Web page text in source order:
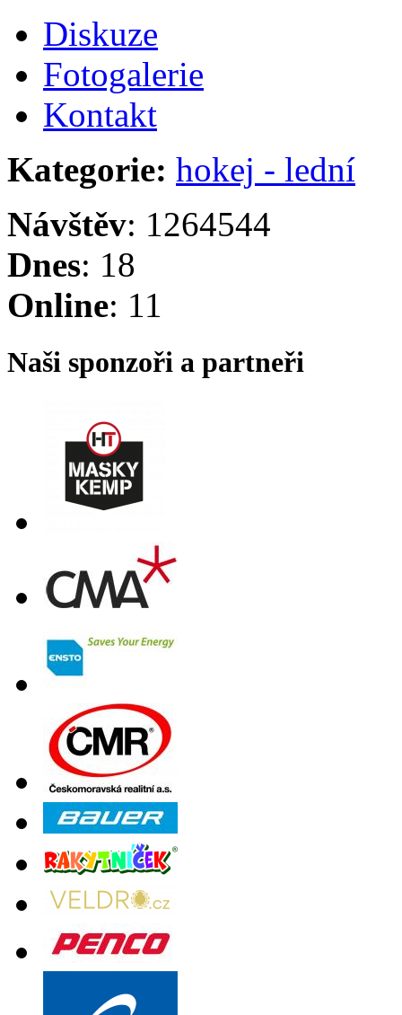
Diskuze
Fotogalerie
Kontakt
Kategorie: hokej - lední
Návštěv: 1264544
Dnes: 18
Online: 11
Naši sponzoři a partneři